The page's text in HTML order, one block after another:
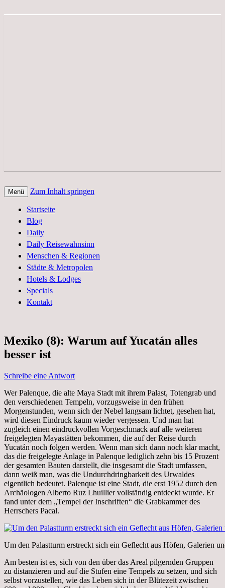
Paettkes News
Welt auf einen Blick. Reportagen, Texte
und Geschichten aus dem Leben
Menü Zum Inhalt springen
Startseite
Blog
Daily
Daily Reisewahnsinn
Menschen & Regionen
Städte & Metropolen
Hotels & Lodges
Specials
Kontakt
Mexiko (8): Warum auf Yucatán alles
besser ist
Schreibe eine Antwort
Wer Palenque, die alte Maya Stadt mit ihrem Palast, Totengrab und
den verschiedenen Tempeln, vorzugsweise in den frühen
Morgenstunden, wenn sich der Nebel langsam lichtet, gesehen hat,
wird diesen Eindruck kaum wieder vergessen. Und man hat
zugleich einen eindruckvollen Vorgeschmack auf alle weiteren
freigelegten Mayastätten bekommen, die auf der Reise durch
Yucatán noch folgen werden. Wenn man sich dann noch klar macht,
das die freigelegte Anlage in Palenque lediglich zehn bis 15 Prozent
der gesamten Bauten darstellt, die insgesamt die Stadt umfassen,
dann weiß man, was die Undurchdringbarkeit des Urwaldes
eigentlich bedeutet. Palenque ist eine Stadt, die erst 1952 durch den
Archäologen Alberto Ruz Lhuillier vollständig entdeckt wurde. Er
fand unter dem „Tempel der Inschriften“ die Grabkammer des
Herrschers Pacal.
Um den Palastturm erstreckt sich ein Geflecht aus Höfen, Galerien
Am besten ist es, sich von den über das Areal pilgernden Gruppen
zu distanzieren und auf die Stufen eine Tempels zu setzen, und sich
selbst vorzustellen, wie das Leben sich in der Blütezeit zwischen